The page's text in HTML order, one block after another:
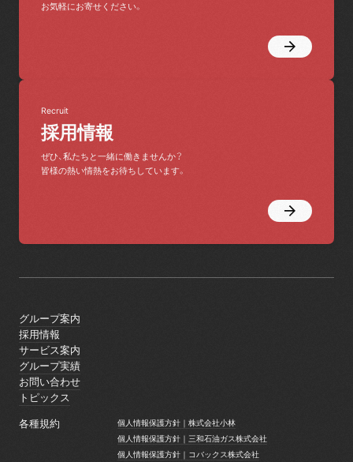
お気軽にお寄せください。
採用情報
Recruit
ぜひ、私たちと一緒に働きませんか？
皆様の熱い情熱をお待ちしています。
グループ案内
グループ案内
採用情報
採用情報
サービス案内
サービス案内
グループ実績
グループ実績
お問い合わせ
お問い合わせ
トピックス
各種規約
個人情報保護方針｜株式会社小林
個人情報保護方針｜株式会社小林
個人情報保護方針｜三和石油ガス株式会社
個人情報保護方針｜三和石油ガス株式会社
個人情報保護方針｜コバックス株式会社